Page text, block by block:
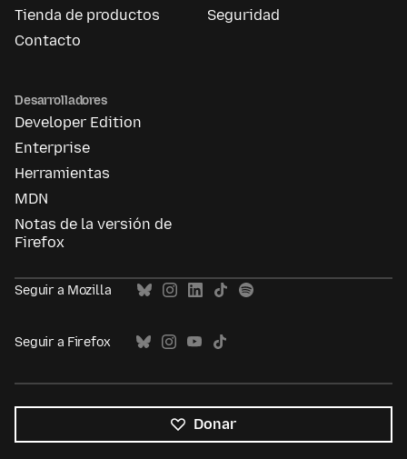
Tienda de productos
Contacto
Seguridad
Desarrolladores
Developer Edition
Enterprise
Herramientas
MDN
Notas de la versión de
Firefox
Seguir a Mozilla
Seguir a Firefox
Donar